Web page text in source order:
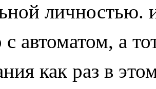
личностью.
с автоматом, а
как раз в